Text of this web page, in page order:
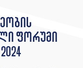
ფორუმი